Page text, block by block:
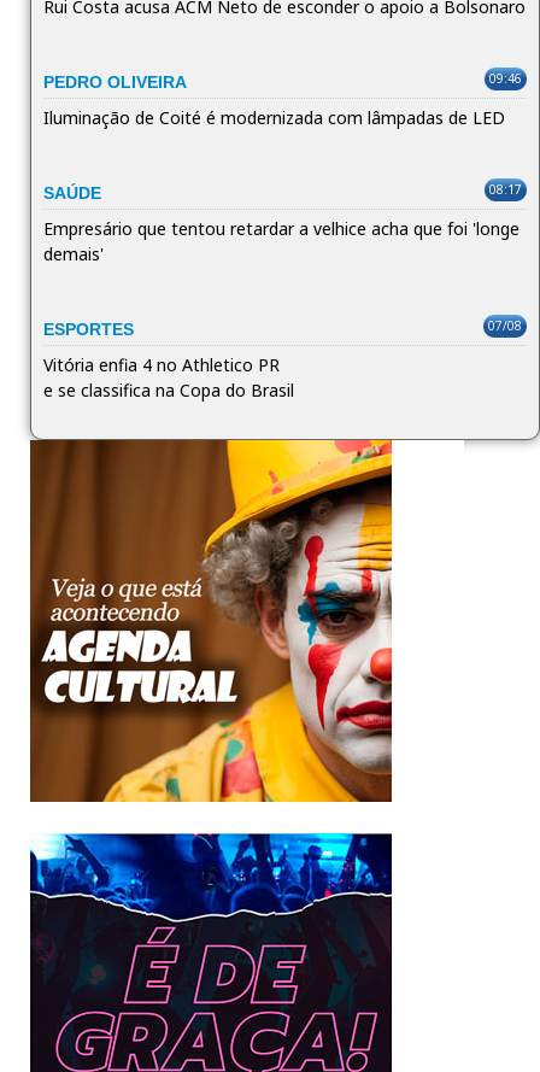
Rui Costa acusa ACM Neto de esconder o apoio a Bolsonaro
PEDRO OLIVEIRA 09:46
Iluminação de Coité é modernizada com lâmpadas de LED
SAÚDE 08:17
Empresário que tentou retardar a velhice acha que foi 'longe
demais'
ESPORTES 07/08
Vitória enfia 4 no Athletico PR
e se classifica na Copa do Brasil